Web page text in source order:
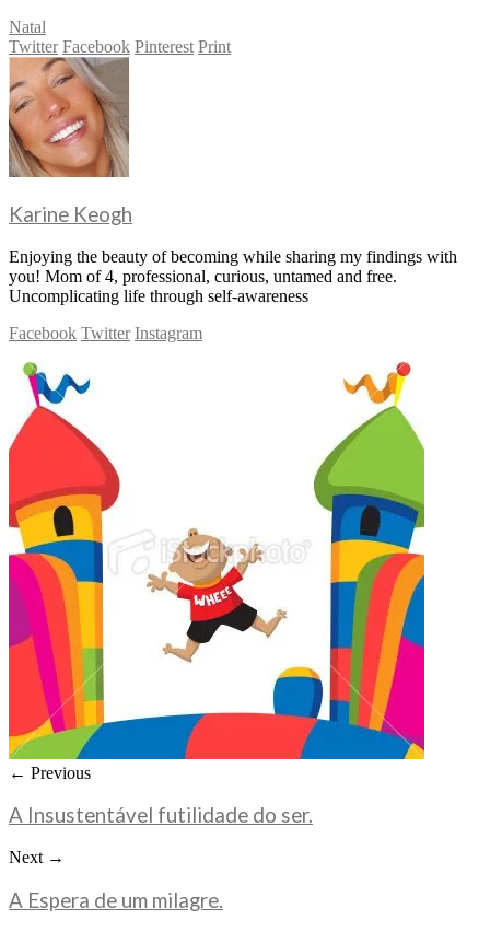
Natal
Twitter Facebook Pinterest Print
Karine Keogh
Enjoying the beauty of becoming while sharing my findings with
you! Mom of 4, professional, curious, untamed and free.
Uncomplicating life through self-awareness
Facebook Twitter Instagram
← Previous
A Insustentável futilidade do ser.
Next →
A Espera de um milagre.